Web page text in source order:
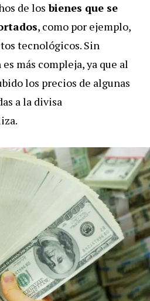
de los bienes que se
, como por ejemplo,
tecnológicos. Sin
más compleja, ya que al
los precios de algunas
a la divisa